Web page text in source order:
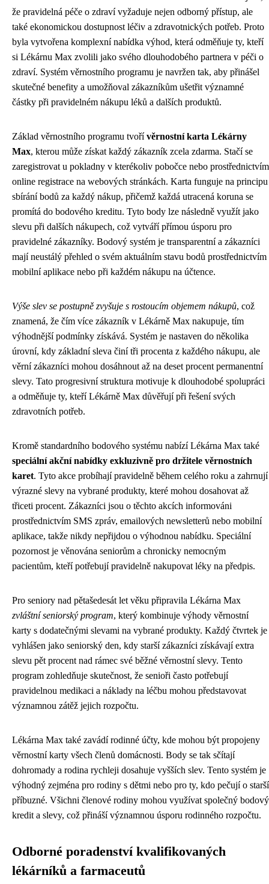
že pravidelná péče o zdraví vyžaduje nejen odborný přístup, ale
také ekonomickou dostupnost léčiv a zdravotnických potřeb. Proto
byla vytvořena komplexní nabídka výhod, která odměňuje ty, kteří
si Lékárnu Max zvolili jako svého dlouhodobého partnera v péči o
zdraví. Systém věrnostního programu je navržen tak, aby přinášel
skutečné benefity a umožňoval zákazníkům ušetřit významné
částky při pravidelném nákupu léků a dalších produktů.
Základ věrnostního programu tvořívěrnostní karta Lékárny
Max, kterou může získat každý zákazník zcela zdarma. Stačí se
zaregistrovat u pokladny v kterékoliv pobočce nebo prostřednictvím
online registrace na webových stránkách. Karta funguje na principu
sbírání bodů za každý nákup, přičemž každá utracená koruna se
promítá do bodového kreditu. Tyto body lze následně využít jako
slevu při dalších nákupech, což vytváří přímou úsporu pro
pravidelné zákazníky. Bodový systém je transparentní a zákazníci
mají neustálý přehled o svém aktuálním stavu bodů prostřednictvím
mobilní aplikace nebo při každém nákupu na účtence.
Výše slev se postupně zvyšuje s rostoucím objemem nákupů, což
znamená, že čím více zákazník v Lékárně Max nakupuje, tím
výhodnější podmínky získává. Systém je nastaven do několika
úrovní, kdy základní sleva činí tři procenta z každého nákupu, ale
věrní zákazníci mohou dosáhnout až na deset procent permanentní
slevy. Tato progresivní struktura motivuje k dlouhodobé spolupráci
a odměňuje ty, kteří Lékárně Max důvěřují při řešení svých
zdravotních potřeb.
Kromě standardního bodového systému nabízí Lékárna Max také
speciální akční nabídky exkluzivně pro držitele věrnostních
karet. Tyto akce probíhají pravidelně během celého roku a zahrnují
výrazné slevy na vybrané produkty, které mohou dosahovat až
třiceti procent. Zákazníci jsou o těchto akcích informováni
prostřednictvím SMS zpráv, emailových newsletterů nebo mobilní
aplikace, takže nikdy nepřijdou o výhodnou nabídku. Speciální
pozornost je věnována seniorům a chronicky nemocným
pacientům, kteří potřebují pravidelně nakupovat léky na předpis.
Pro seniory nad pětašedesát let věku připravila Lékárna Max
zvláštní seniorský program, který kombinuje výhody věrnostní
karty s dodatečnými slevami na vybrané produkty. Každý čtvrtek je
vyhlášen jako seniorský den, kdy starší zákazníci získávají extra
slevu pět procent nad rámec své běžné věrnostní slevy. Tento
program zohledňuje skutečnost, že senioři často potřebují
pravidelnou medikaci a náklady na léčbu mohou představovat
významnou zátěž jejich rozpočtu.
Lékárna Max také zavádí rodinné účty, kde mohou být propojeny
věrnostní karty všech členů domácnosti. Body se tak sčítají
dohromady a rodina rychleji dosahuje vyšších slev. Tento systém je
výhodný zejména pro rodiny s dětmi nebo pro ty, kdo pečují o starší
příbuzné. Všichni členové rodiny mohou využívat společný bodový
kredit a slevy, což přináší významnou úsporu rodinného rozpočtu.
Odborné poradenství kvalifikovaných
lékárníků a farmaceutů